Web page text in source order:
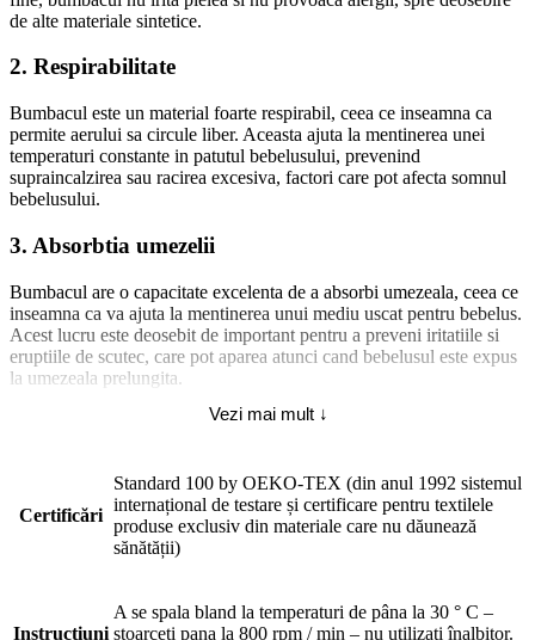
de alte materiale sintetice.
2. Respirabilitate
Bumbacul este un material foarte respirabil, ceea ce inseamna ca
permite aerului sa circule liber. Aceasta ajuta la mentinerea unei
temperaturi constante in patutul bebelusului, prevenind
supraincalzirea sau racirea excesiva, factori care pot afecta somnul
bebelusului.
3. Absorbtia umezelii
Bumbacul are o capacitate excelenta de a absorbi umezeala, ceea ce
inseamna ca va ajuta la mentinerea unui mediu uscat pentru bebelus.
Acest lucru este deosebit de important pentru a preveni iritatiile si
eruptiile de scutec, care pot aparea atunci cand bebelusul este expus
la umezeala prelungita.
Siguranta si sanatatea
pentru bebelusii cu pielea sensibila sau predispusi la alergii. De
asemenea, bumbacul este un material natural, care nu contine
substante chimice daunatoare, precum cele folosite in productia de
materiale sintetice.
Durabilitate si usurinta in ingrijire
Vezi mai mult ↓
Certificări
Standard 100 by OEKO-TEX (din anul 1992 sistemul
internațional de testare și certificare pentru textilele
produse exclusiv din materiale care nu dăunează
sănătății)
Instrucțiuni
A se spala bland la temperaturi de pâna la 30 ° C –
stoarceti pana la 800 rpm / min – nu utilizati înalbitor.